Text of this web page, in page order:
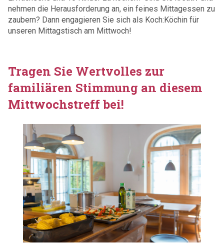
nehmen die Herausforderung an, ein feines Mittagessen zu
zaubern? Dann engagieren Sie sich als Koch:Köchin für
unseren Mittagstisch am Mittwoch!
Tragen Sie Wertvolles zur
familiären Stimmung an diesem
Mittwochstreff bei!